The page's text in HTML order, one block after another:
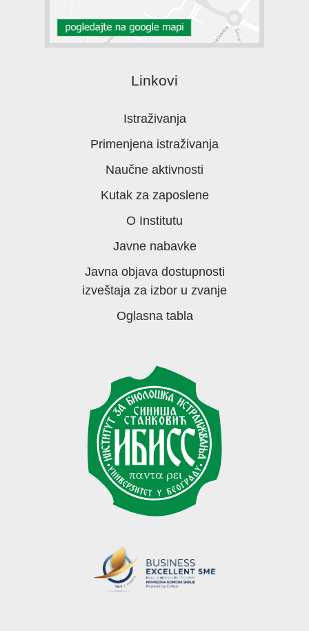
Linkovi
Istraživanja
Primenjena istraživanja
Naučne aktivnosti
Kutak za zaposlene
O Institutu
Javne nabavke
Javna objava dostupnosti
izveštaja za izbor u zvanje
Oglasna tabla